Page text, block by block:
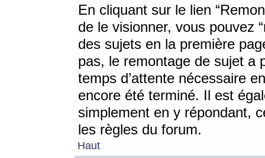
En cliquant sur le lien
de le visionner, vous pouvez
des sujets en la première
pas, le remontage de sujet a
temps d’attente nécessaire
encore été terminé. Il est
simplement en y répondant,
les règles du forum.
Haut